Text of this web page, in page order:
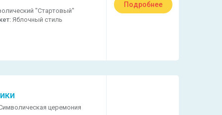
"Стартовый"
Яблочный стиль
Подробнее
церемония